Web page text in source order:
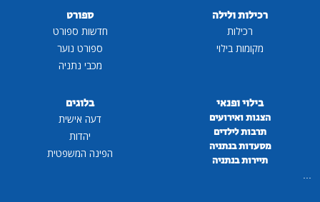
רכילות ולילה
רכילות
מקומות בילוי
ספורט
חדשות ספורט
ספורט נוער
מכבי נתניה
בילוי ופנאי
הצגות ואירועים
תרבות לילדים
מסעדות בנתניה
תיירות בנתניה
...
בלוגים
דעה אישית
יהדות
הפינה המשפטית